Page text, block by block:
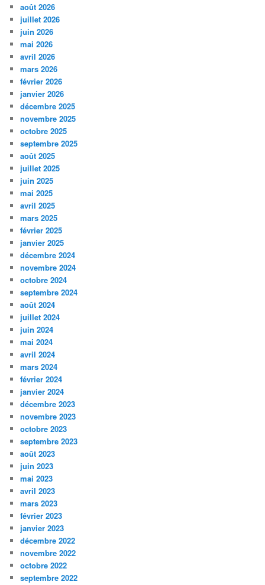
août 2026
juillet 2026
juin 2026
mai 2026
avril 2026
mars 2026
février 2026
janvier 2026
décembre 2025
novembre 2025
octobre 2025
septembre 2025
août 2025
juillet 2025
juin 2025
mai 2025
avril 2025
mars 2025
février 2025
janvier 2025
décembre 2024
novembre 2024
octobre 2024
septembre 2024
août 2024
juillet 2024
juin 2024
mai 2024
avril 2024
mars 2024
février 2024
janvier 2024
décembre 2023
novembre 2023
octobre 2023
septembre 2023
août 2023
juin 2023
mai 2023
avril 2023
mars 2023
février 2023
janvier 2023
décembre 2022
novembre 2022
octobre 2022
septembre 2022